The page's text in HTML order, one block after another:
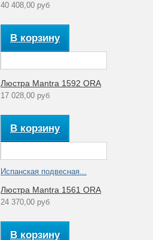
40 408,00 руб
В корзину
Люстра Mantra 1592 ORA
17 028,00 руб
В корзину
Испанская подвесная...
Люстра Mantra 1561 ORA
24 370,00 руб
В корзину